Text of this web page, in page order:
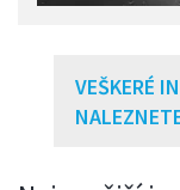
VEŠKERÉ